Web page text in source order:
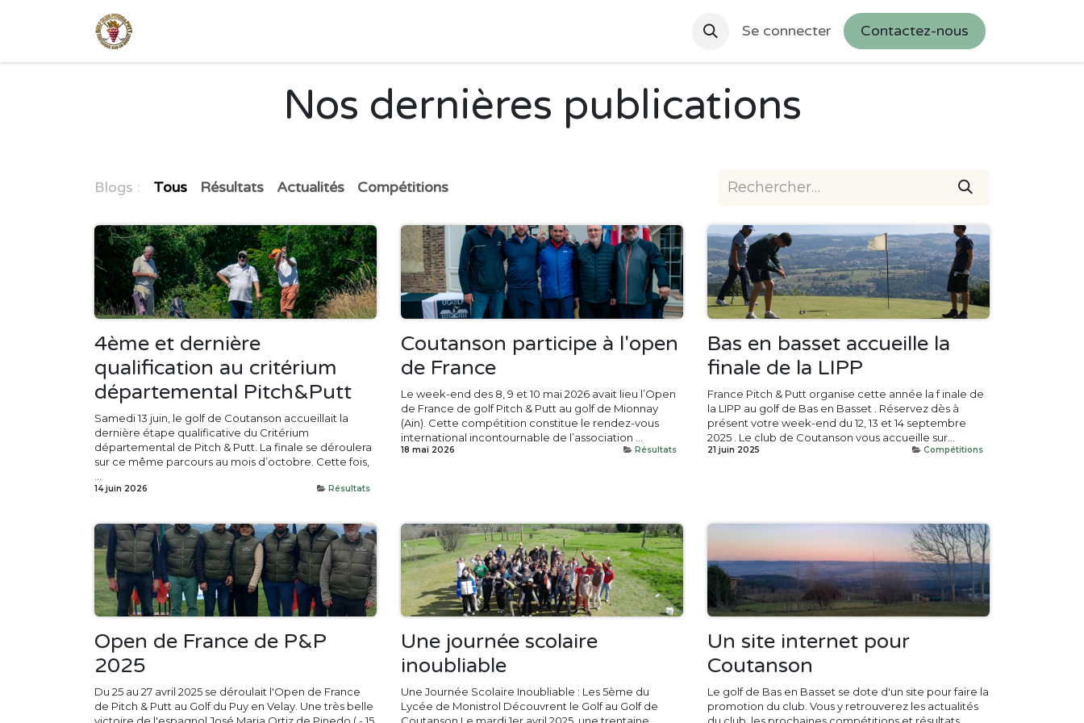
Se rendre au contenu
Se connecter Contactez-nous
Nos dernières publications
Blogs : Tous Résultats Actualités Compétitions
4ème et dernière
qualification au critérium
départemental Pitch&Putt
Samedi 13 juin, le golf de Coutanson accueillait la
dernière étape qualificative du Critérium
départemental de Pitch & Putt. La finale se déroulera
sur ce même parcours au mois d’octobre. Cette fois,
14 juin 2026 Résultats
Coutanson participe à l'open
de France
Le week-end des 8, 9 et 10 mai 2026 avait lieu l’Open
de France de golf Pitch & Putt au golf de Mionnay
(Ain). Cette compétition constitue le rendez-vous
international incontournable de l’association ...
18 mai 2026 Résultats
Bas en basset accueille la
finale de la LIPP
France Pitch & Putt organise cette année la f inale de
la LIPP au golf de Bas en Basset . Réservez dès à
présent votre week-end du 12, 13 et 14 septembre
2025 . Le club de Coutanson vous accueille sur...
21 juin 2025 Compétitions
Open de France de P&P
2025
Du 25 au 27 avril 2025 se déroulait l'Open de France
de Pitch & Putt au Golf du Puy en Velay. Une très belle
Une journée scolaire
inoubliable
Une Journée Scolaire Inoubliable : Les 5ème du
Lycée de M​onistrol Découvrent le Golf au Golf de
Un site internet pour
Coutanson
Le golf de Bas en Basset se dote d'un site pour faire la
promotion du club. Vous y retrouverez les actualités